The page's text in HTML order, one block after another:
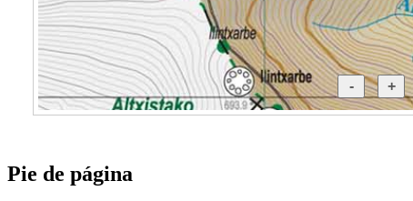
Pie de página